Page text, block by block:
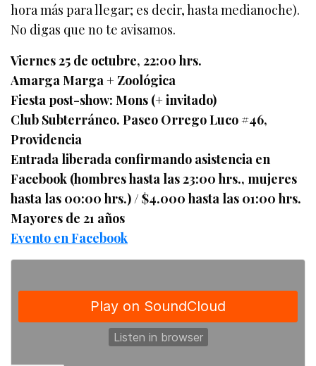
hora más para llegar; es decir, hasta medianoche).
No digas que no te avisamos.
Viernes 25 de octubre, 22:00 hrs.
Amarga Marga + Zoológica
Fiesta post-show: Mons (+ invitado)
Club Subterráneo. Paseo Orrego Luco #46,
Providencia
Entrada liberada confirmando asistencia en
Facebook (hombres hasta las 23:00 hrs., mujeres
hasta las 00:00 hrs.) / $4.000 hasta las 01:00 hrs.
Mayores de 21 años
Evento en Facebook